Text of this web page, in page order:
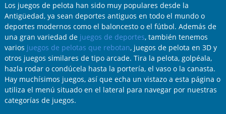
Los juegos de pelota han sido muy populares desde la
Antigüedad, ya sean deportes antiguos en todo el mundo o
deportes modernos como el baloncesto o el fútbol. Además de
una gran variedad de juegos de deportes, también tenemos
varios juegos de pelotas que rebotan, juegos de pelota en 3D y
otros juegos similares de tipo arcade. Tira la pelota, golpéala,
hazla rodar o condúcela hasta la portería, el vaso o la canasta.
Hay muchísimos juegos, así que echa un vistazo a esta página o
utiliza el menú situado en el lateral para navegar por nuestras
categorías de juegos.